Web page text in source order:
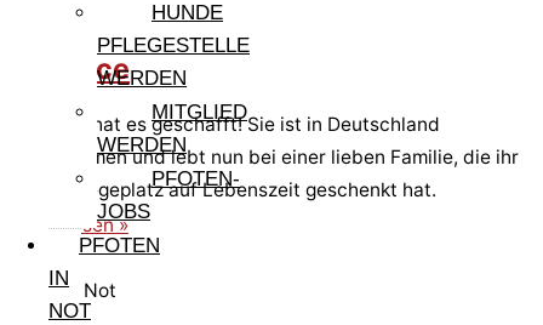
HUNDE
PFLEGESTELLE
WERDEN
MITGLIED
WERDEN
PFOTEN-
JOBS
PFOTEN
IN
NOT
Cleonice
Cleonice hat es geschafft! Sie ist in Deutschland
angekommen und lebt nun bei einer lieben Familie, die ihr
einen Pflegeplatz auf Lebenszeit geschenkt hat.
weiterlesen »
Pfote in Not